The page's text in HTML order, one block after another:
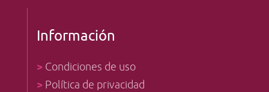
Información
> Condiciones de uso
> Política de privacidad